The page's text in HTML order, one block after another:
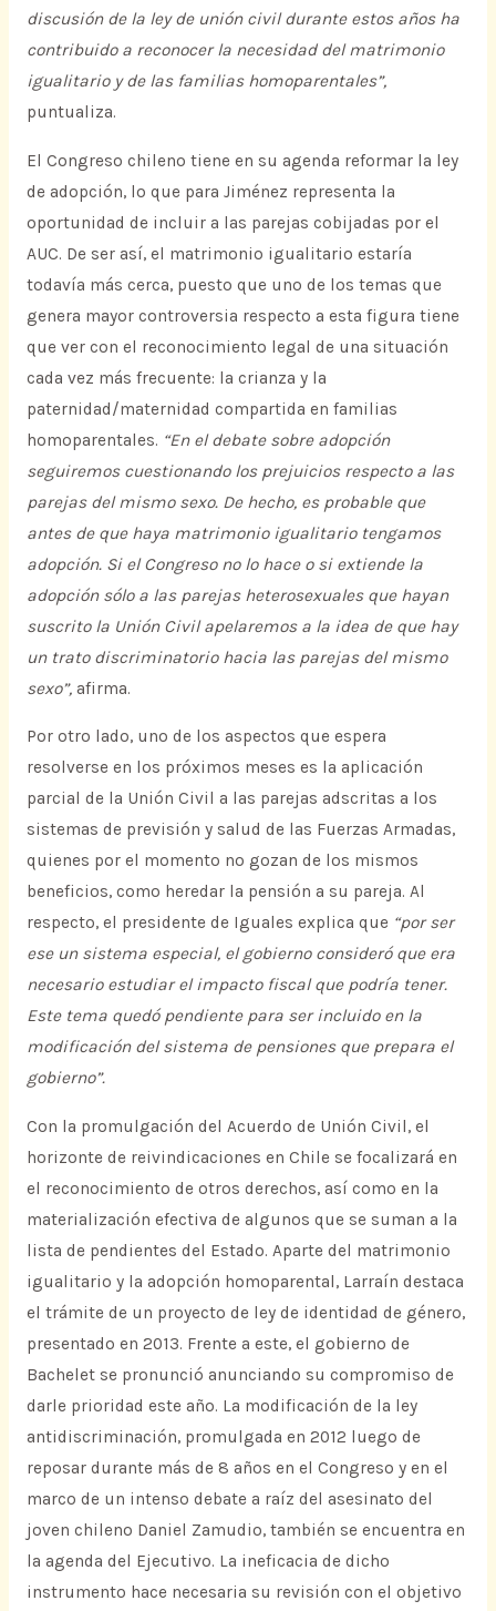
discusión de la ley de unión civil durante estos años ha
contribuido a reconocer la necesidad del matrimonio
igualitario y de las familias homoparentales”,
puntualiza.
El Congreso chileno tiene en su agenda reformar la ley
de adopción, lo que para Jiménez representa la
oportunidad de incluir a las parejas cobijadas por el
AUC. De ser así, el matrimonio igualitario estaría
todavía más cerca, puesto que uno de los temas que
genera mayor controversia respecto a esta figura tiene
que ver con el reconocimiento legal de una situación
cada vez más frecuente: la crianza y la
paternidad/maternidad compartida en familias
homoparentales. “En el debate sobre adopción
seguiremos cuestionando los prejuicios respecto a las
parejas del mismo sexo. De hecho, es probable que
antes de que haya matrimonio igualitario tengamos
adopción. Si el Congreso no lo hace o si extiende la
adopción sólo a las parejas heterosexuales que hayan
suscrito la Unión Civil apelaremos a la idea de que hay
un trato discriminatorio hacia las parejas del mismo
sexo”,afirma.
Por otro lado, uno de los aspectos que espera
resolverse en los próximos meses es la aplicación
parcial de la Unión Civil a las parejas adscritas a los
sistemas de previsión y salud de las Fuerzas Armadas,
quienes por el momento no gozan de los mismos
beneficios, como heredar la pensión a su pareja. Al
respecto, el presidente de Iguales explica que “por ser
ese un sistema especial, el gobierno consideró que era
necesario estudiar el impacto fiscal que podría tener.
Este tema quedó pendiente para ser incluido en la
modificación del sistema de pensiones que prepara el
gobierno”.
Con la promulgación del Acuerdo de Unión Civil, el
horizonte de reivindicaciones en Chile se focalizará en
el reconocimiento de otros derechos, así como en la
materialización efectiva de algunos que se suman a la
lista de pendientes del Estado. Aparte del matrimonio
igualitario y la adopción homoparental, Larraín destaca
el trámite de un proyecto de ley de identidad de género,
presentado en 2013. Frente a este, el gobierno de
Bachelet se pronunció anunciando su compromiso de
darle prioridad este año. La modificación de la ley
antidiscriminación, promulgada en 2012 luego de
reposar durante más de 8 años en el Congreso y en el
marco de un intenso debate a raíz del asesinato del
joven chileno Daniel Zamudio, también se encuentra en
la agenda del Ejecutivo. La ineficacia de dicho
instrumento hace necesaria su revisión con el objetivo